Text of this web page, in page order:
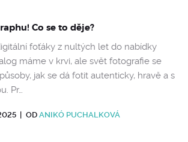
Co se to děje?
foťáky z nultých let do nabídky
máme v krvi, ale svět fotografie se
jak se dá fotit autenticky, hravě a s
Pr…
| OD ANIKÓ PUCHALKOVÁ